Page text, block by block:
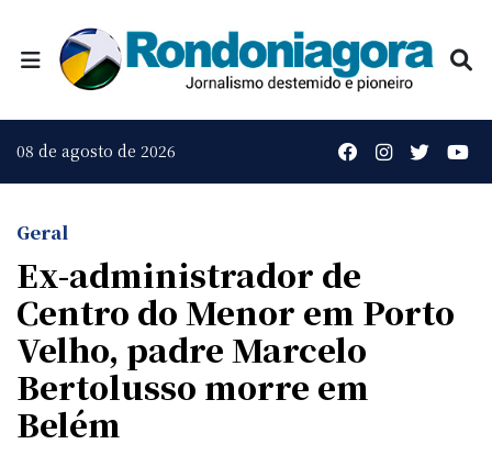
08 de agosto de 2026
Geral
Ex-administrador de
Centro do Menor em Porto
Velho, padre Marcelo
Bertolusso morre em
Belém